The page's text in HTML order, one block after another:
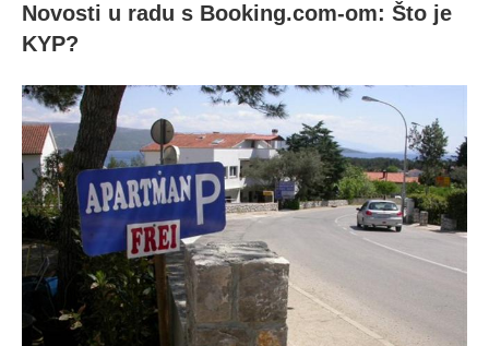
Novosti u radu s Booking.com-om: Što je
KYP?